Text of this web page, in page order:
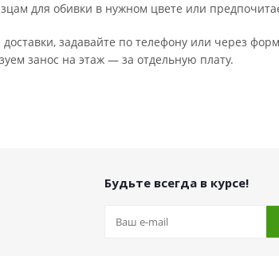
для обивки в нужном цвете или
задавайте по телефону или через
занос на этаж — за отдельную плату.
Будьте всегда в курсе!